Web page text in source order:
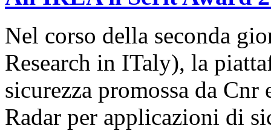
Nel corso della seconda
Research in ITaly), la
sicurezza promossa da
Radar per applicazioni di